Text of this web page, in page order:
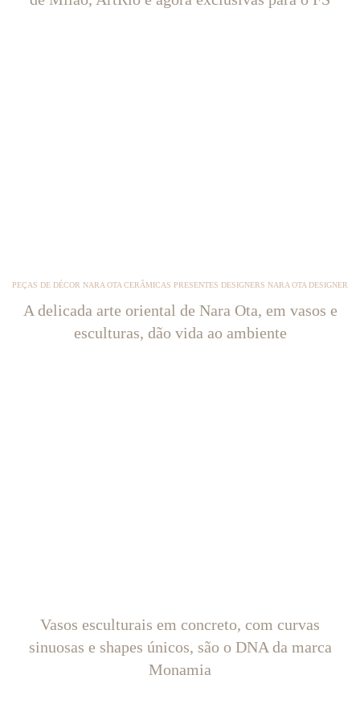
PEÇAS DE DÉCOR NARA OTA CERÂMICAS PRESENTES DESIGNERS NARA OTA DESIGNER
A delicada arte oriental de Nara Ota, em vasos e
esculturas, dão vida ao ambiente
Vasos esculturais em concreto, com curvas
sinuosas e shapes únicos, são o DNA da marca
Monamia